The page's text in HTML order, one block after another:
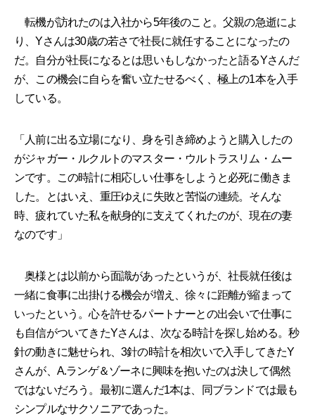
転機が訪れたのは入社から5年後のこと。父親の急逝によ
り、Yさんは30歳の若さで社長に就任することになったの
だ。自分が社長になるとは思いもしなかったと語るYさんだ
が、この機会に自らを奮い立たせるべく、極上の1本を入手
している。
「人前に出る立場になり、身を引き締めようと購入したの
がジャガー・ルクルトのマスター・ウルトラスリム・ムー
ンです。この時計に相応しい仕事をしようと必死に働きま
した。とはいえ、重圧ゆえに失敗と苦悩の連続。そんな
時、疲れていた私を献身的に支えてくれたのが、現在の妻
なのです」
奥様とは以前から面識があったというが、社長就任後は
一緒に食事に出掛ける機会が増え、徐々に距離が縮まって
いったという。心を許せるパートナーとの出会いで仕事に
も自信がついてきたYさんは、次なる時計を探し始める。秒
針の動きに魅せられ、3針の時計を相次いで入手してきたY
さんが、A.ランゲ＆ゾーネに興味を抱いたのは決して偶然
ではないだろう。最初に選んだ1本は、同ブランドでは最も
シンプルなサクソニアであった。